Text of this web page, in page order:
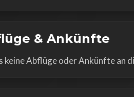
& Ankünfte
keine Abflüge oder Ankünfte an